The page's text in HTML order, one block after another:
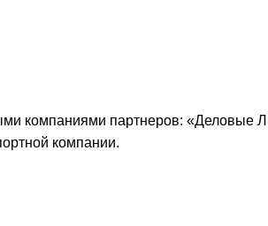
компаниями партнеров: «Деловые
компании.